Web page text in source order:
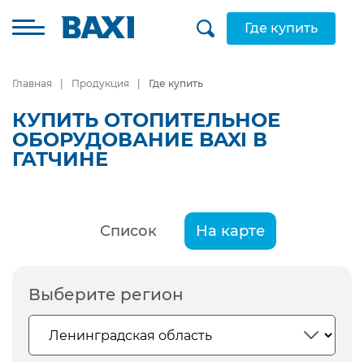
Где купить
Главная Продукция Где купить
КУПИТЬ ОТОПИТЕЛЬНОЕ
ОБОРУДОВАНИЕ BAXI В
ГАТЧИНЕ
Список На карте
Выберите регион